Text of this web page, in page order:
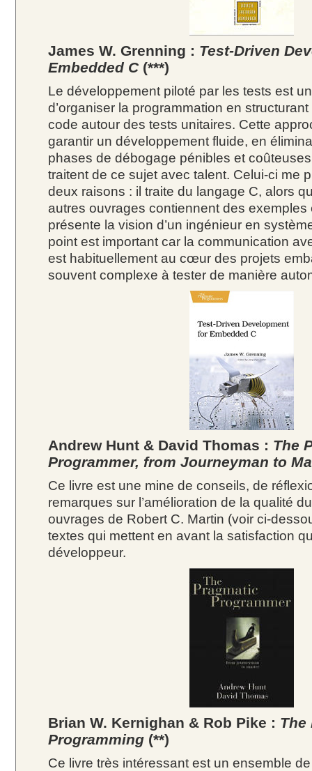
James W. Grenning : Test-Driven
Embedded C(***)
Le développement piloté par les tests est
d’organiser la programmation en
code autour des tests unitaires. Cette
garantir un développement fluide, en
phases de débogage pénibles et
traitent de ce sujet avec talent. Celui-ci me
deux raisons : il traite du langage C, alors
autres ouvrages contiennent des exemples
présente la vision d’un ingénieur en
point est important car la communication
est habituellement au cœur des projets
souvent complexe à tester de manière
Andrew Hunt & David Thomas : The
Programmer, from Journeyman to
Ce livre est une mine de conseils, de
remarques sur l’amélioration de la qualité
ouvrages de Robert C. Martin (voir ci-
textes qui mettent en avant la satisfaction
développeur.
Brian W. Kernighan & Rob Pike : The
Programming (**)
Ce livre très intéressant est un ensemble